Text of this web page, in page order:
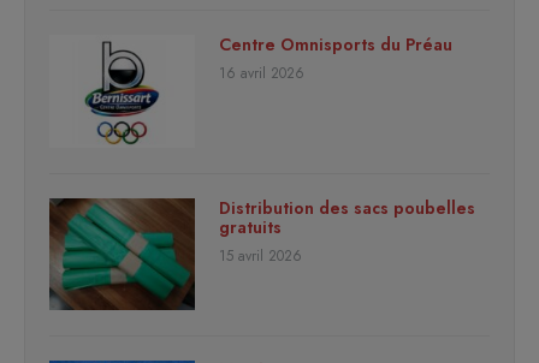
Centre Omnisports du Préau
16 avril 2026
Distribution des sacs poubelles
gratuits
15 avril 2026